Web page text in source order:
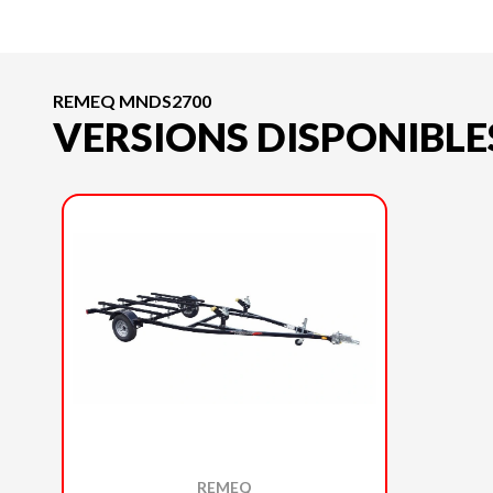
REMEQ MNDS2700
VERSIONS
REMEQ